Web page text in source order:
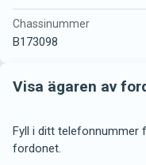
Chassinummer
B173098
Visa ägaren av
Fyll i ditt telefonnummer
fordonet.